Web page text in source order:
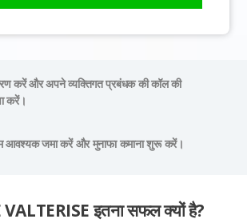
करें और अपने व्यक्तिगत प्रबंधक की कॉल की
करें।
आवश्यक जमा करें और मुनाफा कमाना शुरू करें।
इतना सफल क्यों है?